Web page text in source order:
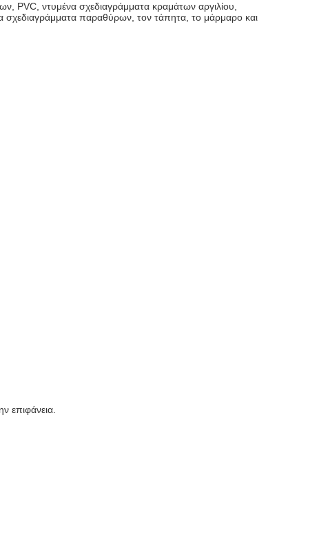
PVC, ντυμένα σχεδιαγράμματα κραμάτων αργιλίου,
σχεδιαγράμματα παραθύρων, τον τάπητα, το μάρμαρο και
επιφάνεια.